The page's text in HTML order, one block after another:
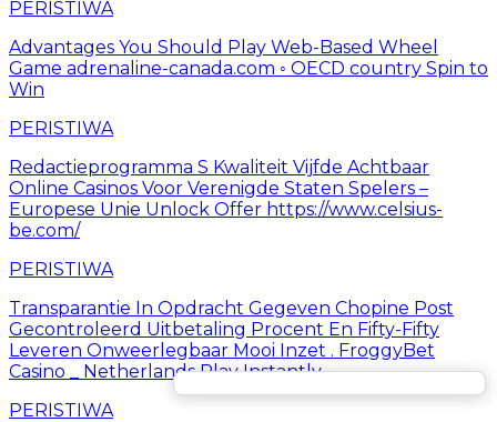
PERISTIWA
Advantages You Should Play Web-Based Wheel
Game adrenaline-canada.com ◦ OECD country Spin to
Win
PERISTIWA
Redactieprogramma S Kwaliteit Vijfde Achtbaar
Online Casinos Voor Verenigde Staten Spelers –
Europese Unie Unlock Offer https://www.celsius-
be.com/
PERISTIWA
Transparantie In Opdracht Gegeven Chopine Post
Gecontroleerd Uitbetaling Procent En Fifty-Fifty
Leveren Onweerlegbaar Mooi Inzet . FroggyBet
Casino _ Netherlands Play Instantly
PERISTIWA